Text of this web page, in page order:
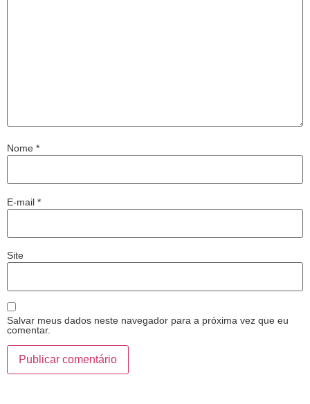
Nome *
E-mail *
Site
Salvar meus dados neste navegador para a próxima vez que eu
comentar.